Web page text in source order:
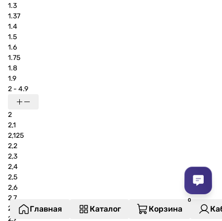
1.3
1.37
1.4
1.5
1.6
1.75
1.8
1.9
2 - 4.9
2
2,1
2,125
2,2
2,3
2,4
2,5
2,6
2,7
2,8
2,9
Главная Каталог Корзина